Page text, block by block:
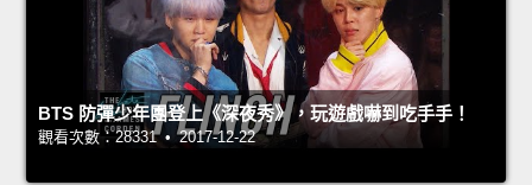
BTS 防彈少年團登上《深夜秀》，玩遊戲嚇到吃手手！
觀看次數：28331 • 2017-12-22